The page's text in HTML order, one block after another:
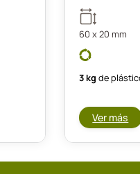
60 x 20 mm
3 kg de
Ver más